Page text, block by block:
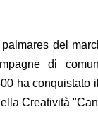
del
di
ha conquistato
Creatività